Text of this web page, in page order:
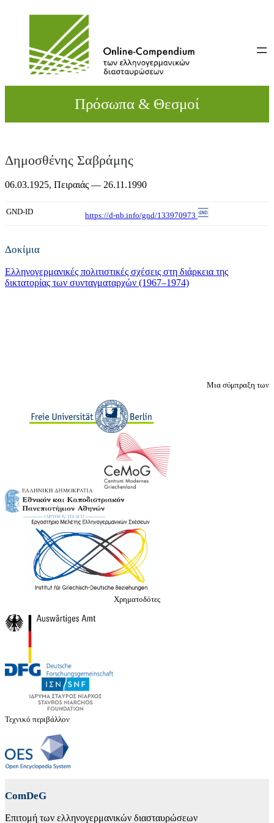
Πρόσωπα & Θεσμοί
Δημοσθένης Σαβράμης
06.03.1925, Πειραιάς — 26.11.1990
GND-ID https://d-nb.info/gnd/133970973
Δοκίμια
Ελληνογερμανικές πολιτιστικές σχέσεις στη διάρκεια της
δικτατορίας των συνταγματαρχών (1967–1974)
Μια σύμπραξη των
Χρηματοδότες
Τεχνικό περιβάλλον
ComDeG
Επιτομή των ελληνογερμανικών διασταυρώσεων